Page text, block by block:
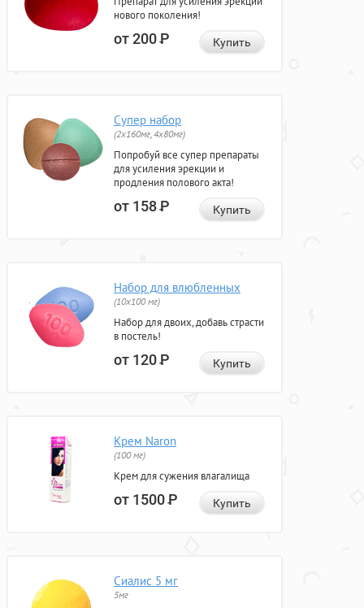
нового поколения!
от 200Р Купить
Супер набор
(2х160мг, 4х80мг)
Попробуй все супер препараты
для усиления эрекции и
продления полового акта!
от 158Р Купить
Набор для влюбленных
(10х100 мг)
Набор для двоих, добавь страсти
в постель!
от 120Р Купить
Крем Naron
(100 мг)
Крем для сужения влагалища
от 1500Р Купить
Сиалис 5 мг
5мг